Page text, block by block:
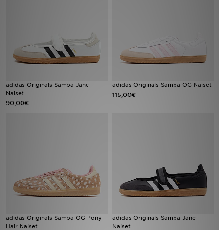
adidas Originals Samba Jane
Naiset
90,00€
adidas Originals Samba OG Naiset
115,00€
adidas Originals Samba OG Pony
Hair Naiset
adidas Originals Samba Jane
Naiset
Inspiroidu
Jalkapallo
Urheilu
Minun viestini
Asiakaspalvelu ja tietoa